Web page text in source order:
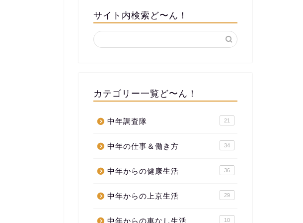
サイト内検索ど〜ん！
カテゴリー一覧ど〜ん！
中年調査隊 21
中年の仕事＆働き方 34
中年からの健康生活 36
中年からの上京生活 29
中年からの車なし生活 10